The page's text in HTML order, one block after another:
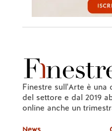
Finestre sull'Arte è una
del settore e dal 2019
online anche un